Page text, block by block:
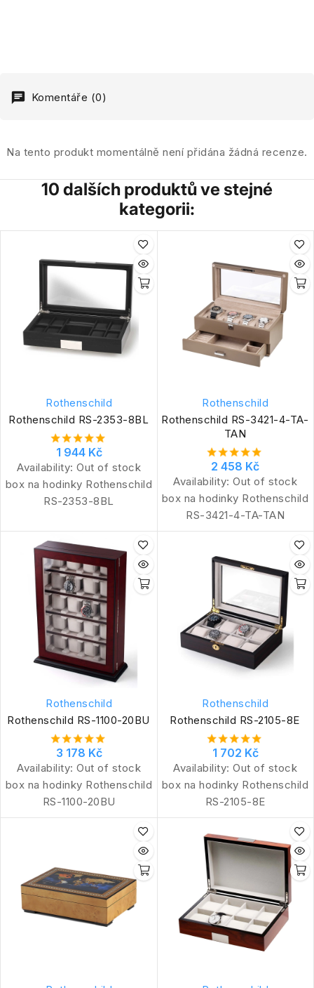
Komentáře (0)
Na tento produkt momentálně není přidána žádná recenze.
10 dalších produktů ve stejné
kategorii:
Rothenschild
Rothenschild RS-2353-8BL
1 944 Kč
Availability: Out of stock
box na hodinky Rothenschild
RS-2353-8BL
Rothenschild
Rothenschild RS-3421-4-TA-
TAN
2 458 Kč
Availability: Out of stock
box na hodinky Rothenschild
RS-3421-4-TA-TAN
Rothenschild
Rothenschild RS-1100-20BU
3 178 Kč
Availability: Out of stock
box na hodinky Rothenschild
RS-1100-20BU
Rothenschild
Rothenschild RS-2105-8E
1 702 Kč
Availability: Out of stock
box na hodinky Rothenschild
RS-2105-8E